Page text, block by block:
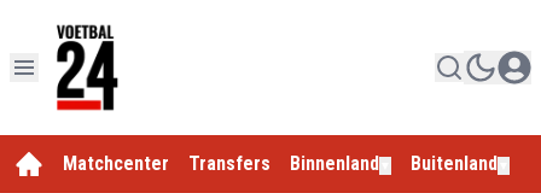
Matchcenter Transfers Binnenland Buitenland